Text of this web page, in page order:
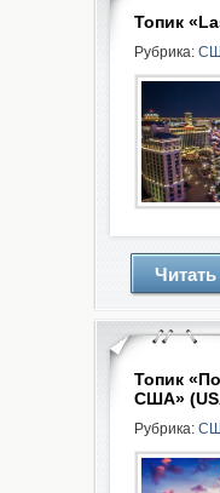
Топик
Рубрика:
Топик
США»
Рубрика: